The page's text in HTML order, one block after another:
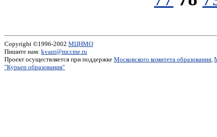
Copyright ©1996-2002 МЦНМО
Пишите нам: kvant@mccme.ru
Проект осуществляется при поддержке Московского комитета образования,
"Курьер образования"